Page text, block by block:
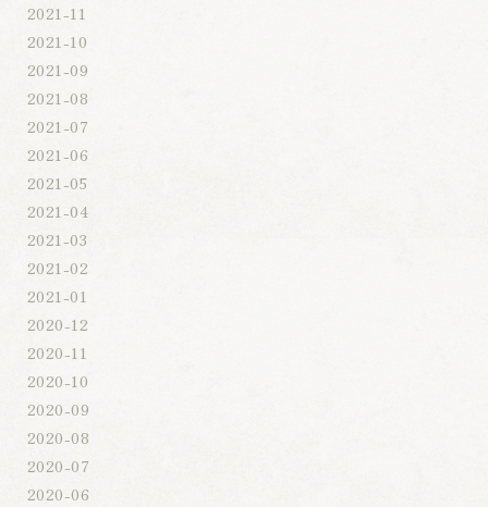
2021-11
2021-10
2021-09
2021-08
2021-07
2021-06
2021-05
2021-04
2021-03
2021-02
2021-01
2020-12
2020-11
2020-10
2020-09
2020-08
2020-07
2020-06